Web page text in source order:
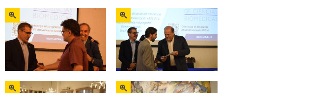
Zoom Zoom
Zoom Zoom